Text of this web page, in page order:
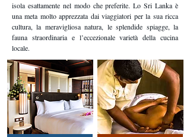
isola esattamente nel modo che preferite. Lo Sri Lanka è
una meta molto apprezzata dai viaggiatori per la sua ricca
cultura, la meravigliosa natura, le splendide spiagge, la
fauna straordinaria e l’eccezionale varietà della cucina
locale.